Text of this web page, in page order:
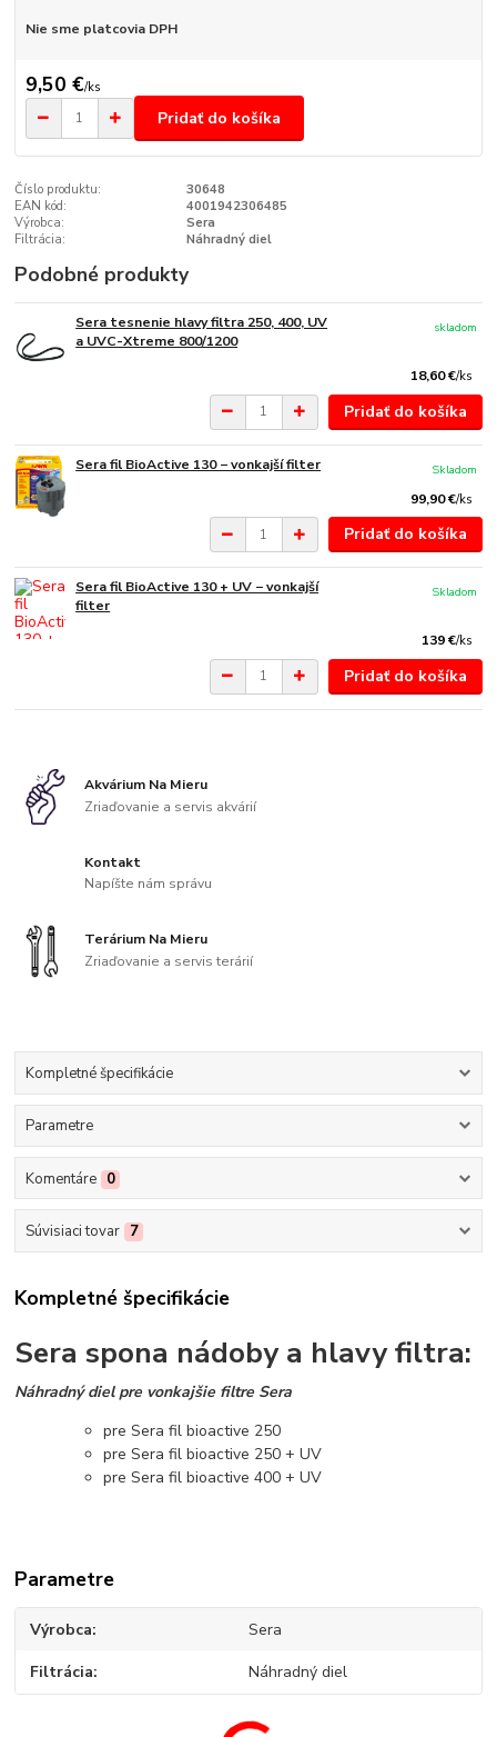
Nie sme platcovia DPH
9,50 €/ks
Pridať do košíka
Číslo produktu:
30648
EAN kód:
4001942306485
Výrobca:
Sera
Filtrácia:
Náhradný diel
Podobné produkty
Sera tesnenie hlavy filtra 250, 400, UV
a UVC-Xtreme 800/1200
18,60 €/ks
skladom
Pridať do košíka
Sera fil BioActive 130 − vonkajší filter
99,90 €/ks
Skladom
Pridať do košíka
Sera fil BioActive 130 + UV − vonkajší
filter
139 €/ks
Skladom
Pridať do košíka
Akvárium Na Mieru
Zriaďovanie a servis akvárií
Kontakt
Napíšte nám správu
Terárium Na Mieru
Zriaďovanie a servis terárií
Kompletné špecifikácie
Parametre
Komentáre 0
Súvisiaci tovar 7
Kompletné špecifikácie
Sera spona nádoby a hlavy filtra:
Náhradný diel pre vonkajšie filtre Sera
pre Sera fil bioactive 250
pre Sera fil bioactive 250 + UV
pre Sera fil bioactive 400 + UV
Parametre
Výrobca Sera
Filtrácia Náhradný diel